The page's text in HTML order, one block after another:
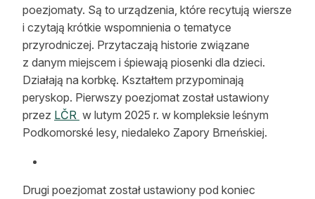
Reklama
Zostań autorem
Archiwum
Kontakt
poezjomaty. Są to urządzenia, które recytują wiersze
i czytają krótkie wspomnienia o tematyce
przyrodniczej. Przytaczają historie związane
z danym miejscem i śpiewają piosenki dla dzieci.
Działają na korbkę. Kształtem przypominają
peryskop. Pierwszy poezjomat został ustawiony
przez LČR w lutym 2025 r. w kompleksie leśnym
Podkomorské lesy, niedaleko Zapory Brneńskiej.
Drugi poezjomat został ustawiony pod koniec